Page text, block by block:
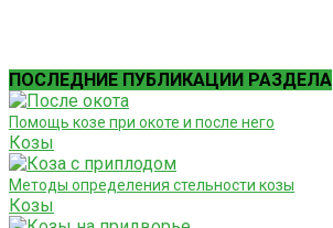
ПОСЛЕДНИЕ ПУБЛИКАЦИИ РАЗДЕЛА
Помощь козе при окоте и после него
Козы
Методы определения стельности козы
Козы